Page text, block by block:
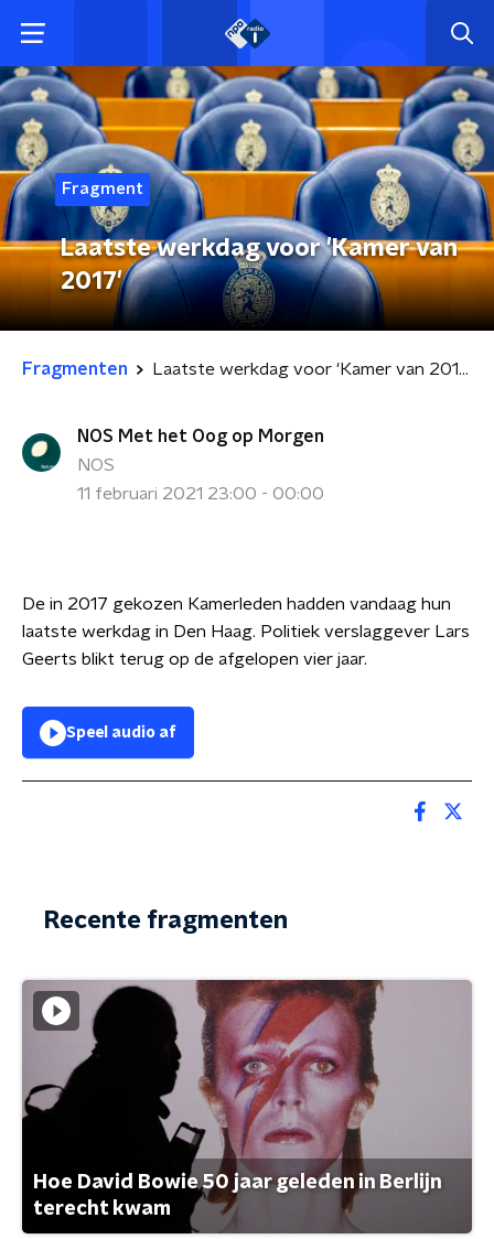
Fragment
Laatste werkdag voor 'Kamer van
2017'
Fragmenten Laatste werkdag voor 'Kamer van 2017'
NOS Met het Oog op Morgen
NOS
11 februari 2021 23:00 - 00:00
De in 2017 gekozen Kamerleden hadden vandaag hun
laatste werkdag in Den Haag. Politiek verslaggever Lars
Geerts blikt terug op de afgelopen vier jaar.
Speel audio af
Recente fragmenten
Hoe David Bowie 50 jaar geleden in Berlijn
terecht kwam